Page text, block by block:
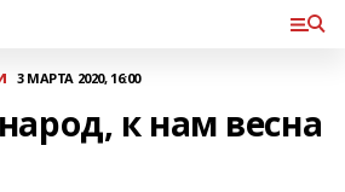
3 МАРТА 2020, 16:00
к нам весна